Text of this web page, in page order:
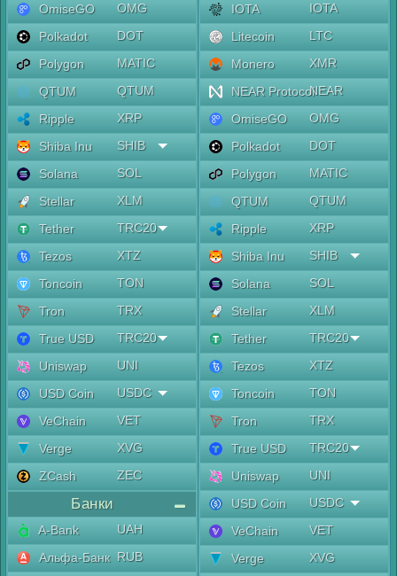
OmiseGO
OMG
Polkadot
DOT
Polygon
MATIC
QTUM
QTUM
Ripple
XRP
Shiba Inu
SHIB
Solana
SOL
Stellar
XLM
Tether
TRC20
Tezos
XTZ
Toncoin
TON
Tron
TRX
True USD
TRC20
Uniswap
UNI
USD Coin
USDC
VeChain
VET
Verge
XVG
ZCash
ZEC
Банки
A-Bank
UAH
Альфа-Банк RUB
IOTA
IOTA
Litecoin
LTC
Monero
XMR
NEAR ProtocolNEAR
OmiseGO
OMG
Polkadot
DOT
Polygon
MATIC
QTUM
QTUM
Ripple
XRP
Shiba Inu
SHIB
Solana
SOL
Stellar
XLM
Tether
TRC20
Tezos
XTZ
Toncoin
TON
Tron
TRX
True USD
TRC20
Uniswap
UNI
USD Coin
USDC
VeChain
VET
Verge
XVG